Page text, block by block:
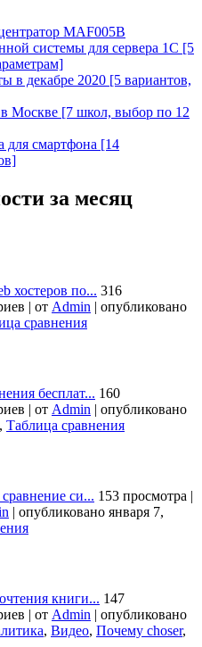
MAF005B
системы для сервера 1С [5
в декабре 2020 [5 вариантов,
Москве [7 школ, выбор по 12
для смартфона [14
за месяц
хостеров по... 316
| от Admin | опубликовано
сравнения
бесплат... 160
| от Admin | опубликовано
, Таблица сравнения
си... 153 просмотра |
| опубликовано января 7,
книги... 147
| от Admin | опубликовано
, Видео, Почему choser,